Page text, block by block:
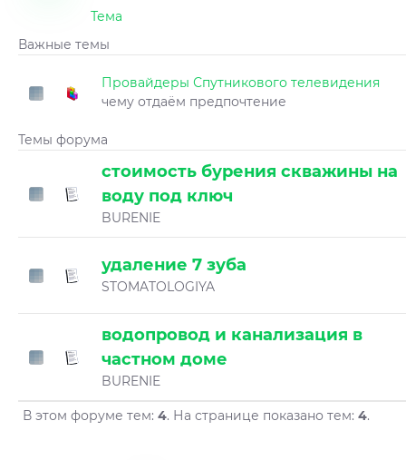
Тема
Важные темы
Провайдеры Спутникового телевидения
чему отдаём предпочтение
Темы форума
стоимость бурения скважины на
воду под ключ
BURENIE
удаление 7 зуба
STOMATOLOGIYA
водопровод и канализация в
частном доме
BURENIE
В этом форуме тем: 4. На странице показано тем: 4.